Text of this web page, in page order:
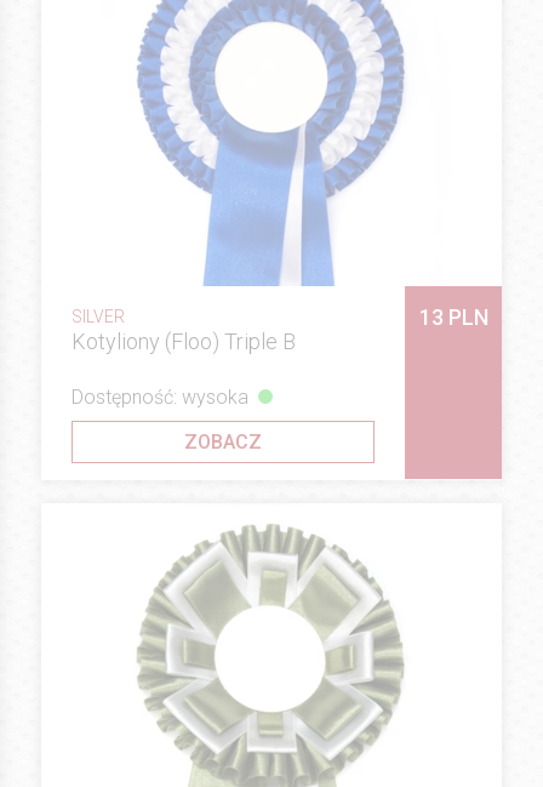
SILVER
Kotyliony (Floo) Triple B
13 PLN
Dostępność: wysoka
ZOBACZ